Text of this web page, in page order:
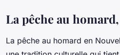
La pêche au
La pêche au homard en